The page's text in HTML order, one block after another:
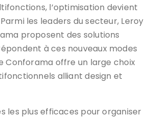
l’optimisation devient
les leaders du secteur, Leroy
proposent des solutions
à ces nouveaux modes
Conforama offre un large choix
alliant design et
les plus efficaces pour organiser